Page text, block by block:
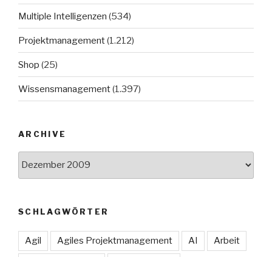
Multiple Intelligenzen (534)
Projektmanagement(1.212)
Shop (25)
Wissensmanagement(1.397)
ARCHIVE
SCHLAGWÖRTER
Agil Agiles Projektmanagement AI Arbeit